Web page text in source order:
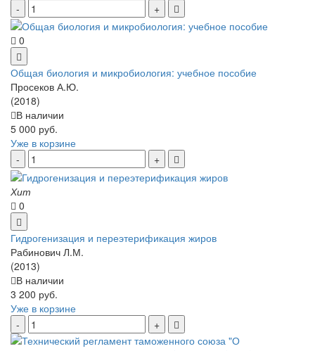
0
Общая биология и микробиология: учебное пособие
Просеков А.Ю.
(2018)
В наличии
5 000 руб.
Уже в корзине
Хит
0
Гидрогенизация и переэтерификация жиров
Рабинович Л.М.
(2013)
В наличии
3 200 руб.
Уже в корзине